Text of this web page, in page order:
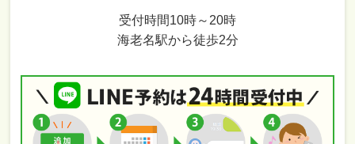
受付時間10時～20時
海老名駅から徒歩2分